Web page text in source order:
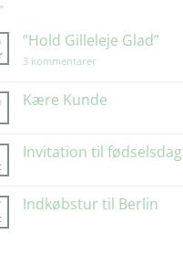
”Hold Gilleleje Glad”
3 kommentarer
Glad”
Kære Kunde
Kære
Invitation til fødselsdag
Invitation
Indkøbstur til Berlin